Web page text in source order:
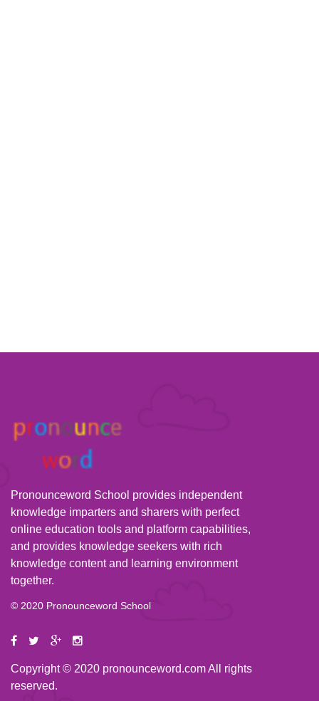
Pronounceword School provides independent
knowledge imparters and sharers with perfect
online education tools and platform capabilities,
and provides knowledge seekers with rich
knowledge content and learning environment
together.
© 2020 Pronounceword School
Copyright © 2020 pronounceword.com All rights
reserved.